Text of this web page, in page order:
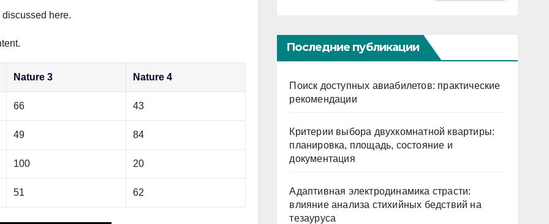
here.
Nature 3 Nature 4
66 43
49 84
100 20
51 62
Последние публикации
Поиск доступных авиабилетов: практические
рекомендации
Критерии выбора двухкомнатной квартиры:
планировка, площадь, состояние и
документация
Адаптивная электродинамика страсти:
влияние анализа стихийных бедствий на
тезауруса